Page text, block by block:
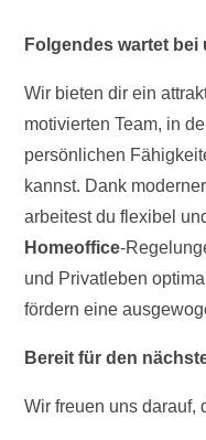
Folgendes wartet bei
Wir bieten dir ein
motivierten Team, in
persönlichen
kannst. Dank
arbeitest du flexibel
Homeoffice-
und Privatleben
fördern eine
Bereit für den
Wir freuen uns darauf,